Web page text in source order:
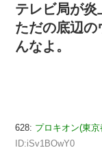
テレビ局が炎
ただの底辺
んなよ。
628: プロキオン(東京
ID:iSv1BOwY0